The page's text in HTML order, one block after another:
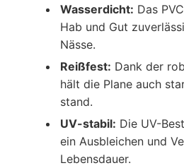
Wasserdicht: Das
Hab und Gut
Nässe.
Reißfest: Dank der
hält die Plane auch
stand.
UV-stabil: Die UV-
ein Ausbleichen und
Lebensdauer.